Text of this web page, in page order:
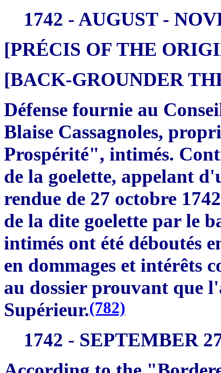
1742 - AUGUST -
[PRÉCIS OF THE
[BACK-GROUNDER
Défense fournie au
Blaise Cassagnoles,
Prospérité", intimés.
de la goelette, appelant
rendue de 27 octobre
de la dite goelette par le
intimés ont été déboutés
en dommages et intérêts
au dossier prouvant que
Supérieur.(782)
1742 - SEPTEMBER